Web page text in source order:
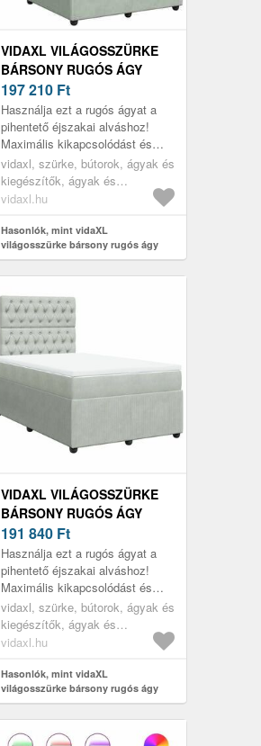
VIDAXL VILÁGOSSZÜRKE
BÁRSONY RUGÓS ÁGY
MATRACCAL 120 X 190 CM
197 210 Ft
Használja ezt a rugós ágyat a
pihentető éjszakai alváshoz!
Maximális kikapcsolódást és
kellemes alvást kínál.
vidaxl, szürke, bútorok, ágyak és
kiegészítők, ágyak és
ágykeretek
vidaxl.hu
Hasonlók, mint vidaXL
világosszürke bársony rugós ágy
matraccal 120 x 190 cm
VIDAXL VILÁGOSSZÜRKE
BÁRSONY RUGÓS ÁGY
MATRACCAL 120 X 190 CM
191 840 Ft
Használja ezt a rugós ágyat a
pihentető éjszakai alváshoz!
Maximális kikapcsolódást és
kellemes alvást kínál.
vidaxl, szürke, bútorok, ágyak és
kiegészítők, ágyak és
ágykeretek
vidaxl.hu
Hasonlók, mint vidaXL
világosszürke bársony rugós ágy
matraccal 120 x 190 cm